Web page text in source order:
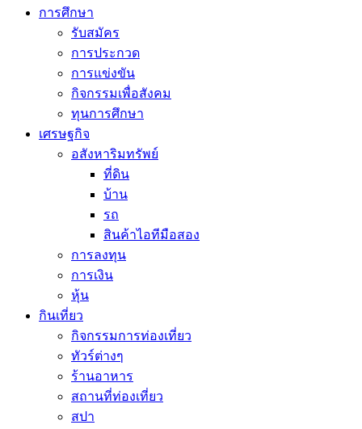
การศึกษา
รับสมัคร
การประกวด
การแข่งขัน
กิจกรรมเพื่อสังคม
ทุนการศึกษา
เศรษฐกิจ
อสังหาริมทรัพย์
ที่ดิน
บ้าน
รถ
สินค้าไอทีมือสอง
การลงทุน
การเงิน
หุ้น
กินเที่ยว
กิจกรรมการท่องเที่ยว
ทัวร์ต่างๆ
ร้านอาหาร
สถานที่ท่องเที่ยว
สปา